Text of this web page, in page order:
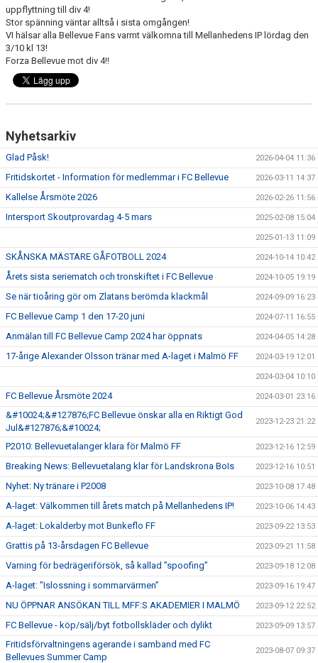
POLICY SOCIALA MEDIER
FRITIDSKORTET 2026
uppflyttning till div 4!
Stor spänning väntar alltså i sista omgången!
VI hälsar alla Bellevue Fans varmt välkomna till Mellanhedens IP lördag den
3/10 kl 13!
Forza Bellevue mot div 4!!
Nyhetsarkiv
Glad Påsk! 2026-04-04 11:36
Fritidskortet - Information för medlemmar i FC Bellevue 2026-03-11 14:37
Kallelse Årsmöte 2026 2026-02-26 11:56
Intersport Skoutprovardag 4-5 mars 2025-02-08 15:04
2025-01-13 11:09
SKÅNSKA MÄSTARE GÅFOTBOLL 2024 2024-10-14 10:42
Årets sista seriematch och tronskiftet i FC Bellevue 2024-10-05 19:19
Se när tioåring gör om Zlatans berömda klackmål 2024-09-09 16:23
FC Bellevue Camp 1 den 17-20 juni 2024-07-11 16:55
Anmälan till FC Bellevue Camp 2024 har öppnats 2024-04-05 14:28
17-årige Alexander Olsson tränar med A-laget i Malmö FF 2024-03-19 12:01
2024-03-04 10:10
FC Bellevue Årsmöte 2024 2024-03-01 23:16
&#10024;&#127876;FC Bellevue önskar alla en Riktigt God
Jul&#127876;&#10024;
2023-12-23 21:22
P2010: Bellevuetalanger klara för Malmö FF 2023-12-16 12:59
Breaking News: Bellevuetalang klar för Landskrona BoIs 2023-12-16 10:51
Nyhet: Ny tränare i P2008 2023-10-08 17:48
A-laget: Välkommen till årets match på Mellanhedens IP! 2023-10-06 14:43
A-laget: Lokalderby mot Bunkeflo FF 2023-09-22 13:53
Grattis på 13-årsdagen FC Bellevue 2023-09-21 11:58
Varning för bedrägeriförsök, så kallad ”spoofing” 2023-09-18 12:08
A-laget: ”Islossning i sommarvärmen” 2023-09-16 19:47
NU ÖPPNAR ANSÖKAN TILL MFF:S AKADEMIER I MALMÖ 2023-09-12 22:52
FC Bellevue - köp/sälj/byt fotbollskläder och dylikt 2023-09-09 13:57
Fritidsförvaltningens agerande i samband med FC
Bellevues Summer Camp
2023-08-07 09:37